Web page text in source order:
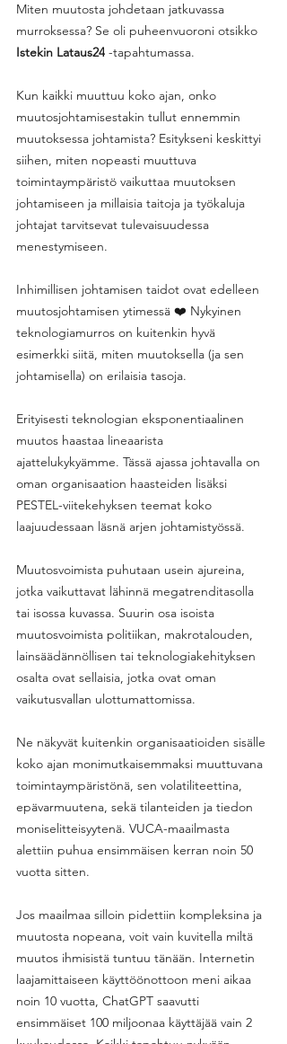
Miten muutosta johdetaan jatkuvassa
murroksessa? Se oli puheenvuoroni otsikko
Istekin Lataus24 -tapahtumassa.
Kun kaikki muuttuu koko ajan, onko
muutosjohtamisestakin tullut ennemmin
muutoksessa johtamista? Esitykseni keskittyi
siihen, miten nopeasti muuttuva
toimintaympäristö vaikuttaa muutoksen
johtamiseen ja millaisia taitoja ja työkaluja
johtajat tarvitsevat tulevaisuudessa
menestymiseen.
Inhimillisen johtamisen taidot ovat edelleen
muutosjohtamisen ytimessä ❤️ Nykyinen
teknologiamurros on kuitenkin hyvä
esimerkki siitä, miten muutoksella (ja sen
johtamisella) on erilaisia tasoja.
Erityisesti teknologian eksponentiaalinen
muutos haastaa lineaarista
ajattelukykyämme. Tässä ajassa johtavalla on
oman organisaation haasteiden lisäksi
PESTEL-viitekehyksen teemat koko
laajuudessaan läsnä arjen johtamistyössä.
Muutosvoimista puhutaan usein ajureina,
jotka vaikuttavat lähinnä megatrenditasolla
tai isossa kuvassa. Suurin osa isoista
muutosvoimista politiikan, makrotalouden,
lainsäädännöllisen tai teknologiakehityksen
osalta ovat sellaisia, jotka ovat oman
vaikutusvallan ulottumattomissa.
Ne näkyvät kuitenkin organisaatioiden sisälle
koko ajan monimutkaisemmaksi muuttuvana
toimintaympäristönä, sen volatiliteettina,
epävarmuutena, sekä tilanteiden ja tiedon
moniselitteisyytenä. VUCA-maailmasta
alettiin puhua ensimmäisen kerran noin 50
vuotta sitten.
Jos maailmaa silloin pidettiin kompleksina ja
muutosta nopeana, voit vain kuvitella miltä
muutos ihmisistä tuntuu tänään. Internetin
laajamittaiseen käyttöönottoon meni aikaa
noin 10 vuotta, ChatGPT saavutti
ensimmäiset 100 miljoonaa käyttäjää vain 2